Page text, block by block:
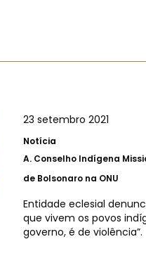
23 setembro 2021
Notícia
A. Conselho Indígena
de Bolsonaro na ONU
Entidade eclesial
que vivem os povos
governo, é de violência”.